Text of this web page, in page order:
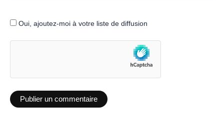
Oui, ajoutez-moi à votre liste de diffusion